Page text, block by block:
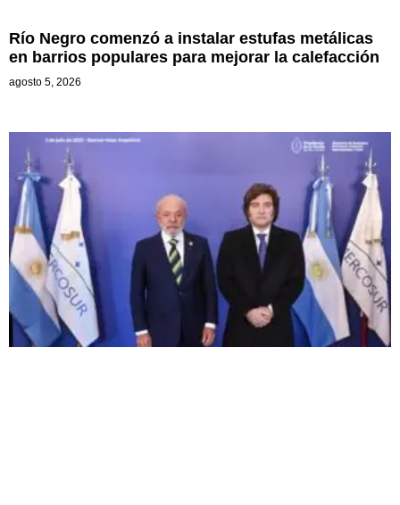
Río Negro comenzó a instalar estufas metálicas
en barrios populares para mejorar la calefacción
agosto 5, 2026